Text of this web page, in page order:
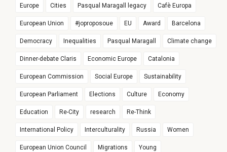
Europe Cities Pasqual Maragall legacy Cafè Europa
European Union #joproposoue EU Award Barcelona
Democracy Inequalities Pasqual Maragall Climate change
Dinner-debate Claris Economic Europe Catalonia
European Commission Social Europe Sustainability
European Parliament Elections Culture Economy
Education Re-City research Re-Think
International Policy Interculturality Russia Women
European Union Council Migrations Young